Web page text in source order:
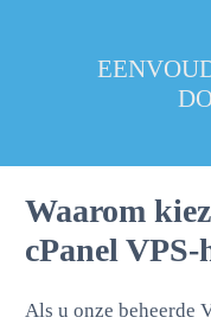
Waarom
cPanel VPS-
Als u onze beheerde